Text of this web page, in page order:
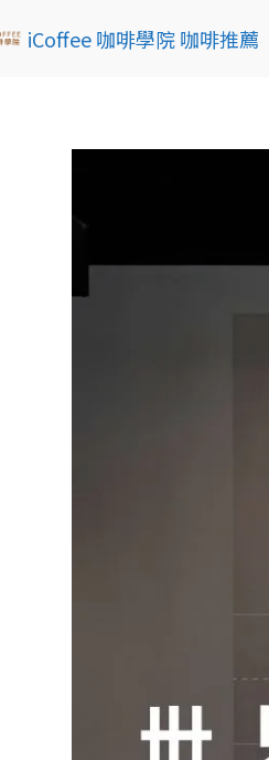
iCoffee 咖啡學院 咖啡推薦